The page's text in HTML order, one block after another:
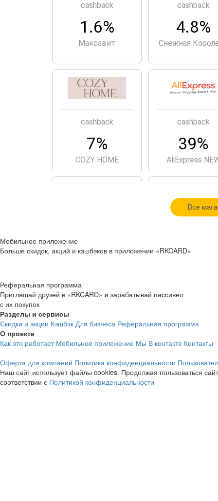
cashback
1.6%
Максавит
cashback
4.8%
Снежная
cashback
7%
COZY HOME
cashback
39%
AliExpress
6.6% 2.5%
cashback
9.3%
Skillbox
cashback
134р.
Все
Мобильное приложение
Больше скидок, акций и кэшбэков в приложении «RKCARD»
Реферальная программа
Приглашай друзей в «RKCARD» и зарабатывай пассивно
с их покупок
Разделы и сервисы
Скидки и акции Кэшбэк Для бизнеса Реферальная программа
О проекте
Как это работает Мобильное приложение Мы В контакте Контакты
Оферта для компаний Политика конфиденциальности
Наш сайт использует файлы cookies. Продолжая пользоваться
соответствии с Политикой конфиденциальности